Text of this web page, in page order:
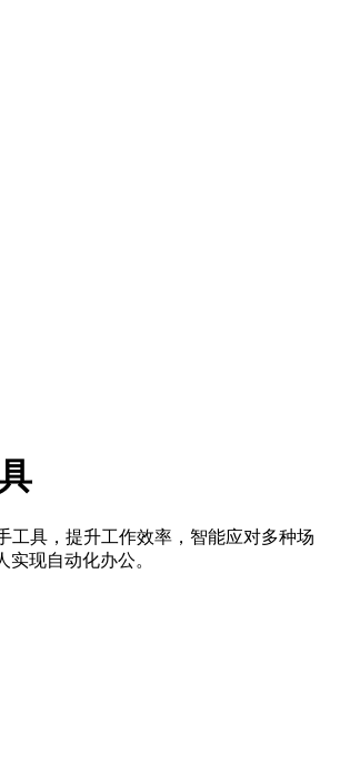
工具，提升工作效率，智能应对多种场
实现自动化办公。